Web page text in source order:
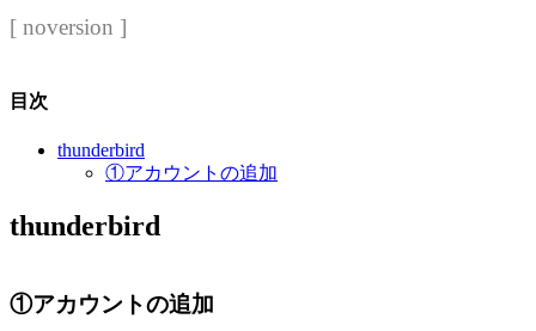
[ noversion ]
目次
thunderbird
①アカウントの追加
thunderbird
①アカウントの追加